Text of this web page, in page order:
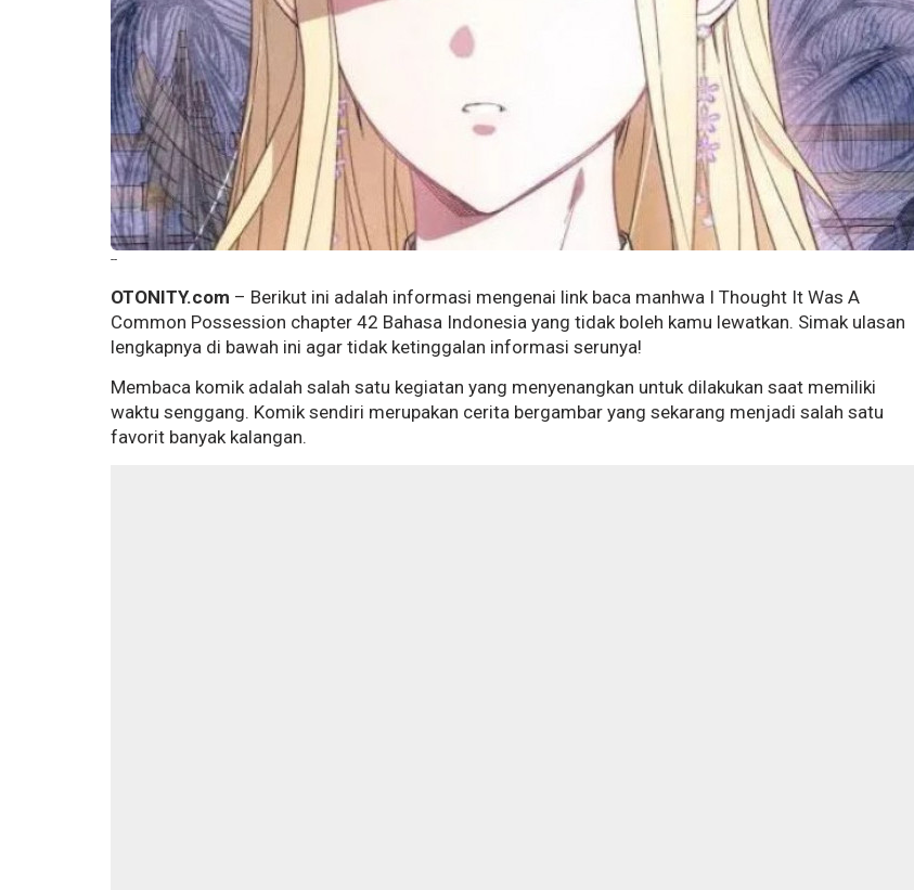
--
OTONITY.com – Berikut ini adalah informasi mengenai link baca manhwa I Thought It Was A
Common Possession chapter 42 Bahasa Indonesia yang tidak boleh kamu lewatkan. Simak ulasan
lengkapnya di bawah ini agar tidak ketinggalan informasi serunya!
Membaca komik adalah salah satu kegiatan yang menyenangkan untuk dilakukan saat memiliki
waktu senggang. Komik sendiri merupakan cerita bergambar yang sekarang menjadi salah satu
favorit banyak kalangan.